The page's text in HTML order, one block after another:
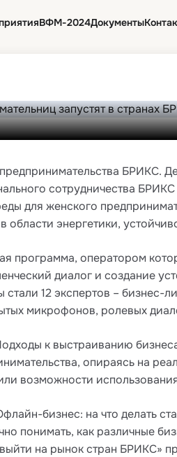
ВФМ-2024Документы
БРИКС.
сотрудничества
для женского
энергетики,
программа, оператором
диалог и создание
12 экспертов –
микрофонов, ролевых
к выстраиванию
опираясь на
возможности
бизнес: на что делать
понимать, как различные
на рынок стран БРИКС»